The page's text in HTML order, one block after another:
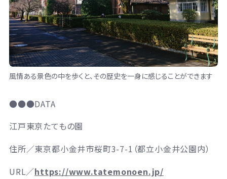
風情ある景色の中を歩くと、その歴史を一身に感じることができます
●●●DATA
江戸東京たてもの園
住所／東京都小金井市桜町3-7-1（都立小金井公園内）
URL／https://www.tatemonoen.jp/